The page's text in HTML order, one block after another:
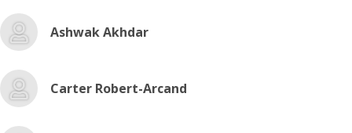
Ashwak Akhdar
Carter Robert-Arcand